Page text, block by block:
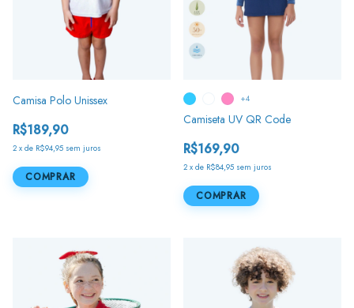
Camisa Polo Unissex
R$189,90
2 x de R$94,95 sem juros
COMPRAR
Camiseta UV QR Code
R$169,90
2 x de R$84,95 sem juros
+4
COMPRAR